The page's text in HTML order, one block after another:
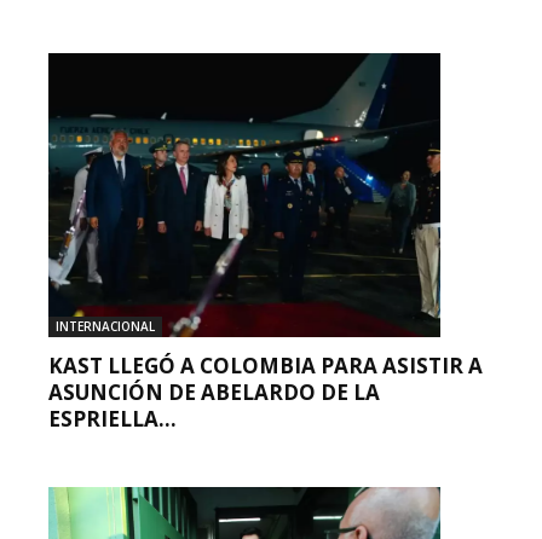
INTERNACIONAL
KAST LLEGÓ A COLOMBIA PARA ASISTIR A
ASUNCIÓN DE ABELARDO DE LA
ESPRIELLA...